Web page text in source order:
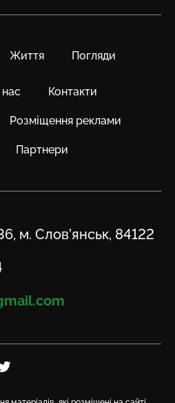
Життя Погляди
Контакти
Розміщення реклами
Партнери
м. Слов’янськ, 84122
Telegramна Twitter